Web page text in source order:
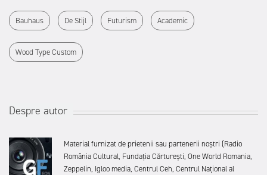
Bauhaus De Stijl Futurism Academic
Wood Type Custom
Despre autor
Material furnizat de prietenii sau partenerii noștri (Radio
România Cultural, Fundația Cărturești, One World Romania,
Zeppelin, Igloo media, Centrul Ceh, Centrul Național al